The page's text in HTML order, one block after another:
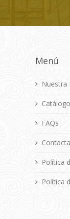
Menú
Nuestra
Catálogo
FAQs
Política
Política